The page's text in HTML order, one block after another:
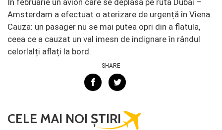
Amsterdam a efectuat o aterizare de urgență în Viena.
Cauza: un pasager nu se mai putea opri din a flatula,
ceea ce a cauzat un val imesn de indignare în rândul
celorlalți aflați la bord.
SHARE
CELE MAI NOI ȘTIRI